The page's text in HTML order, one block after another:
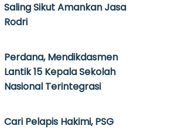
Saling Sikut Amankan Jasa
Rodri
Perdana, Mendikdasmen
Lantik 15 Kepala Sekolah
Nasional Terintegrasi
Cari Pelapis Hakimi, PSG